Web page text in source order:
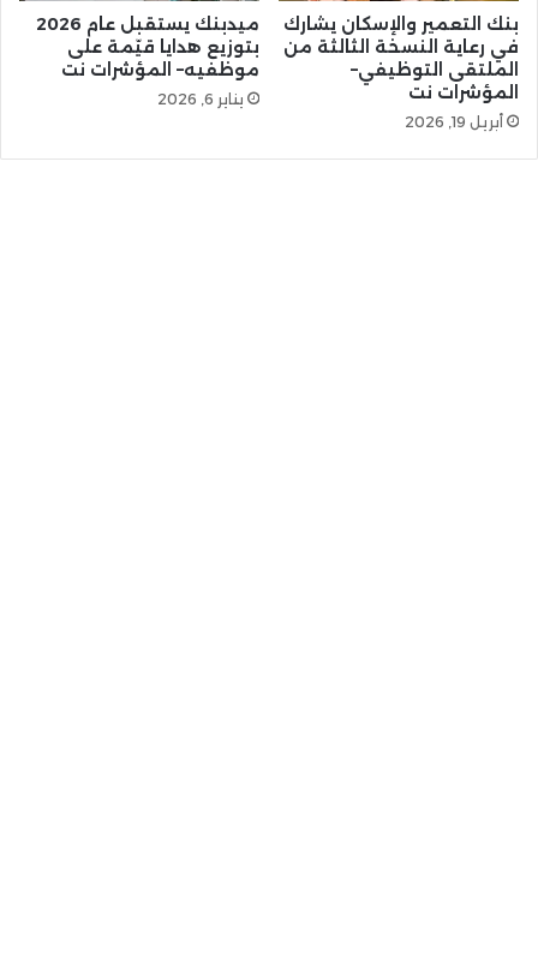
بنك التعمير والإسكان يشارك
في رعاية النسخة الثالثة من
الملتقى التوظيفي–
المؤشرات نت
أبريل 19, 2026
ميدبنك يستقبل عام 2026
بتوزيع هدايا قيّمة على
موظفيه– المؤشرات نت
يناير 6, 2026